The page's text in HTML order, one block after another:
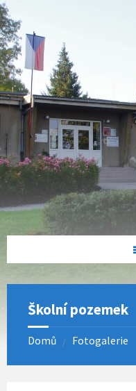
Školní pozemek
Domů Fotogalerie